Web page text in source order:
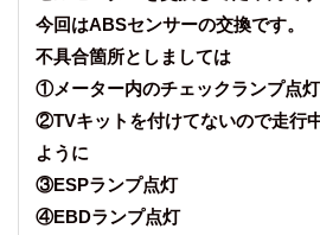
今回はABSセンサーの交換です。
不具合箇所としましては
①メーター内のチェックランプ点灯
②TVキットを付けてないので走行
ように
③ESPランプ点灯
④EBDランプ点灯